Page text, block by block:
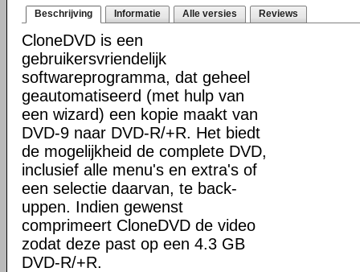
Beschrijving Informatie Alle versies Reviews
CloneDVD is een
gebruikersvriendelijk
softwareprogramma, dat geheel
geautomatiseerd (met hulp van
een wizard) een kopie maakt van
DVD-9 naar DVD-R/+R. Het biedt
de mogelijkheid de complete DVD,
inclusief alle menu's en extra's of
een selectie daarvan, te back-
uppen. Indien gewenst
comprimeert CloneDVD de video
zodat deze past op een 4.3 GB
DVD-R/+R.